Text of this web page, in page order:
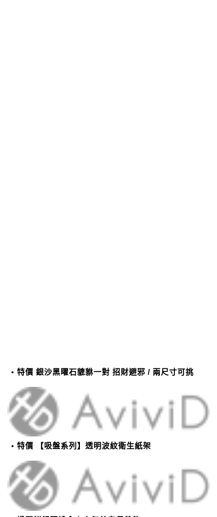
特價 銀沙黑曜石貔貅一對 招財避邪 / 兩尺寸可挑
特價 【吸盤系列】透明波紋衛生紙架